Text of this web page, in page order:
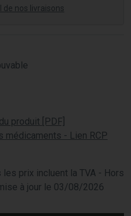
de nos livraisons
produit [PDF]
médicaments - Lien RCP
prix incluent la TVA - Hors
à jour le 03/08/2026